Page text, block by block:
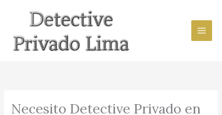
contenido
Necesito Detective Privado en